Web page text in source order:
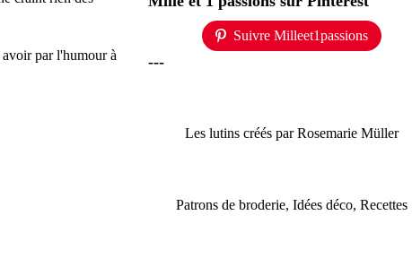
par l'humour à
Suivre Milleet1passions
---
Les lutins créés par Rosemarie Müller
Patrons de broderie, Idées déco, Recettes